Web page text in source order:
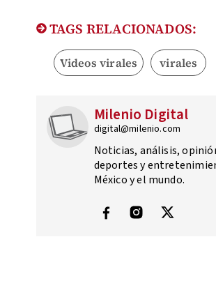
TAGS RELACIONADOS:
Videos virales virales
Milenio Digital
digital@milenio.com
Noticias, análisis,
deportes y
México y el mundo.